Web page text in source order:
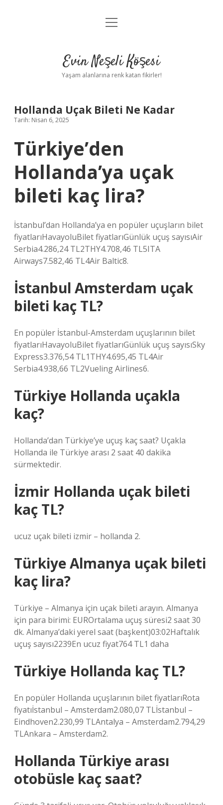
Anasayfa
Yasal Uyarı
menüyü
Evin Neşeli Köşesi
Yaşam alanlarına renk katan fikirler!
Hollanda Uçak Bileti Ne Kadar
Tarih: Nisan 6, 2025
Türkiye’den
Hollanda’ya uçak
bileti kaç lira?
İstanbul’dan Hollanda’ya en popüler uçuşların bilet
fiyatlarıHavayoluBilet fiyatlarıGünlük uçuş sayısıAir
Serbia4.286,24 TL2THY4.708,46 TL5ITA
Airways7.582,46 TL4Air Baltic8.
İstanbul Amsterdam uçak
bileti kaç TL?
En popüler İstanbul-Amsterdam uçuşlarının bilet
fiyatlarıHavayoluBilet fiyatlarıGünlük uçuş sayısıSky
Express3.376,54 TL1THY4.695,45 TL4Air
Serbia4.938,66 TL2Vueling Airlines6.
Türkiye Hollanda uçakla
kaç?
Hollanda’dan Türkiye’ye uçuş kaç saat? Uçakla
Hollanda ile Türkiye arası 2 saat 40 dakika
sürmektedir.
İzmir Hollanda uçak bileti
kaç TL?
ucuz uçak bileti izmir – hollanda 2.
Türkiye Almanya uçak bileti
kaç lira?
Türkiye – Almanya için uçak bileti arayın. Almanya
için para birimi: EUROrtalama uçuş süresi2 saat 30
dk. Almanya’daki yerel saat (başkent)03:02Haftalık
uçuş sayısı2239En ucuz fiyat764 TL1 daha
Türkiye Hollanda kaç TL?
En popüler Hollanda uçuşlarının bilet fiyatlarıRota
fiyatıİstanbul – Amsterdam2.080,07 TLİstanbul –
Eindhoven2.230,99 TLAntalya – Amsterdam2.794,29
TLAnkara – Amsterdam2.
Hollanda Türkiye arası
otobüsle kaç saat?